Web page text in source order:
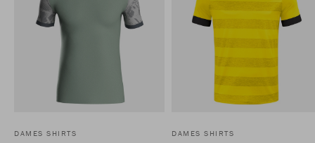
DAMES SHIRTS DAMES SHIRTS